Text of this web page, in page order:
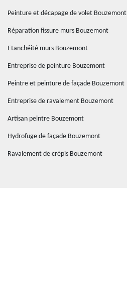
Peinture et décapage de volet Bouzemont
Réparation fissure murs Bouzemont
Etanchéité murs Bouzemont
Entreprise de peinture Bouzemont
Peintre et peinture de façade Bouzemont
Entreprise de ravalement Bouzemont
Artisan peintre Bouzemont
Hydrofuge de façade Bouzemont
Ravalement de crépis Bouzemont